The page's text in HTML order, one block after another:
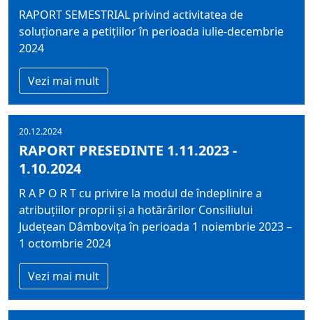
RAPORT SEMESTRIAL privind activitatea de
soluţionare a petiţiilor în perioada iulie-decembrie
2024
Vezi mai mult
20.12.2024
RAPORT PRESEDINTE 1.11.2023 -
1.10.2024
R A P O R T cu privire la modul de îndeplinire a
atribuțiilor proprii şi a hotărârilor Consiliului
Județean Dâmbovița în perioada 1 noiembrie 2023 –
1 octombrie 2024
Vezi mai mult